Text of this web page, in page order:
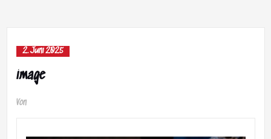
2. Juni 2025
image
Von